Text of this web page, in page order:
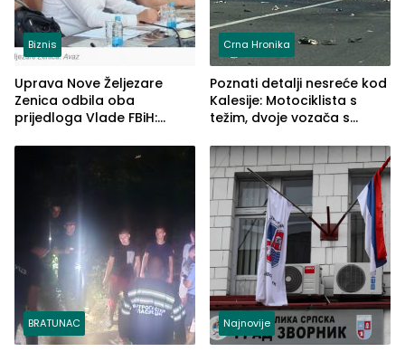
Biznis
Uprava Nove Željezare
Zenica odbila oba
prijedloga Vlade FBiH:
rješenje
Crna Hronika
Poznati detalji nesreće kod
Kalesije: Motociklista s
težim, dvoje vozača s
BRATUNAC Najnovije